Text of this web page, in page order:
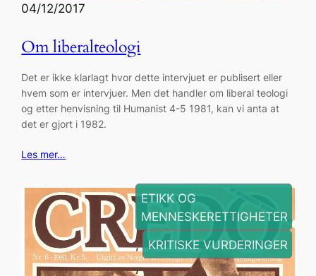
04/12/2017
Om liberalteologi
Det er ikke klarlagt hvor dette intervjuet er publisert eller
hvem som er intervjuer. Men det handler om liberal teologi
og etter henvisning til Humanist 4-5 1981, kan vi anta at
det er gjort i 1982.
Les mer…
ETIKK OG
MENNESKERETTIGHETER
, KRITISKE VURDERINGER
,